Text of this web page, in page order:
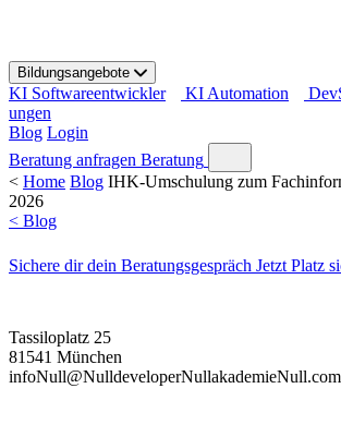
t
o
c
o
n
t
e
n
Bildungsangebote
KI Softwareentwickler KI Automation
ungen
Blog Login
Beratung anfragen Beratung
< Home Blog IHK-Umschulung zum
2026
< Blog
Sichere dir dein Beratungsgespräch Jetzt Platz
Tassiloplatz 25
81541 München
infoNull@NulldeveloperNullakademieNull.com